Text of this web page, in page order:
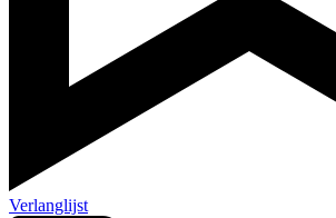
Verlanglijst